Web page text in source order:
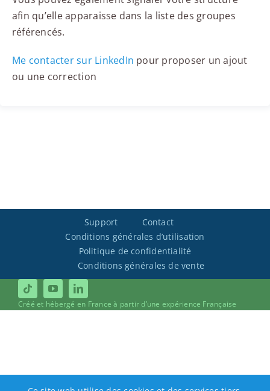
afin qu’elle apparaisse dans la liste des groupes
référencés.
Me contacter sur LinkedIn pour proposer un ajout
ou une correction
Support
Contact
Conditions générales d’utilisation
Politique de confidentialité
Conditions générales de vente
Créé et hébergé en France à partir d’une expérience Française